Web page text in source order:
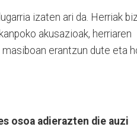
izaten ari da. Herriak
akusazioak, herriaren
erantzun dute eta
osoa adierazten die auzi